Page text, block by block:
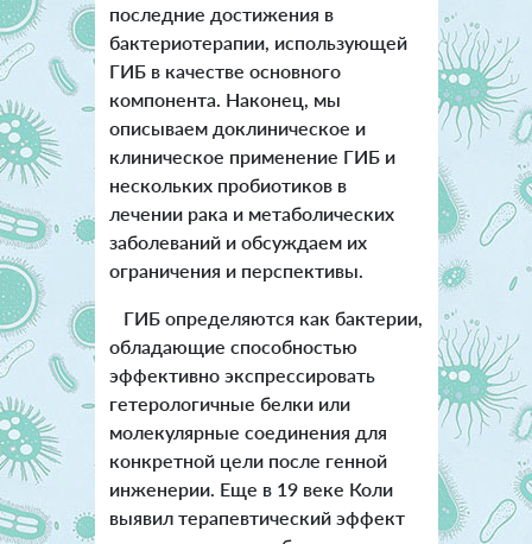
последние достижения в
бактериотерапии, использующей
ГИБ в качестве основного
компонента. Наконец, мы
описываем доклиническое и
клиническое применение ГИБ и
нескольких пробиотиков в
лечении рака и метаболических
заболеваний и обсуждаем их
ограничения и перспективы.
ГИБ определяются как бактерии,
обладающие способностью
эффективно экспрессировать
гетерологичные белки или
молекулярные соединения для
конкретной цели после генной
инженерии. Еще в 19 веке Коли
выявил терапевтический эффект